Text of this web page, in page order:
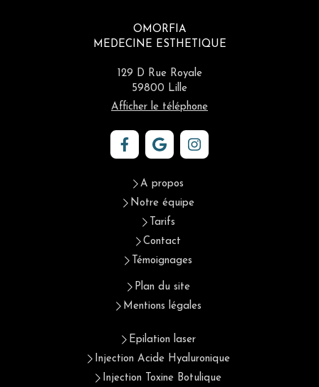
OMORFIA
MEDECINE ESTHETIQUE
129 D Rue Royale
59800 Lille
Afficher le téléphone
A propos
Notre équipe
Tarifs
Contact
Témoignages
Plan du site
Mentions légales
Epilation laser
Injection Acide Hyaluronique
Injection Toxine Botulique